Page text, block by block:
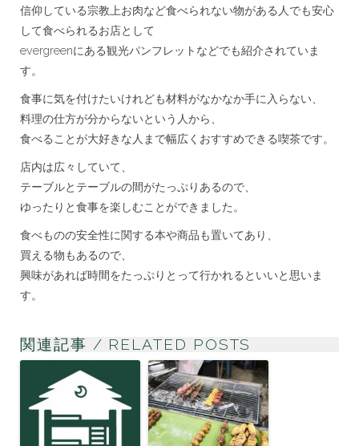
信仰している宗教上お肉など食べられない物がある人でも安心
して食べられるお店として
evergreenにある観光パンフレットなどでも紹介されていま
す。
食事に気を付けたいけれども材料がなかなか手に入らない、
料理の仕方が分からないという人から、
食べることが大好きな人まで幅広くおすすめできる喫茶です。
店内は広々していて、
テーブルとテーブルの間がたっぷりあるので、
ゆったりと食事を楽しむことができました。
食べものの安全性に関する本や商品も置いてあり、
買える物もあるので、
興味があれば時間をたっぷりとって行かれるといいと思いま
す。
関連記事 / RELATED POSTS